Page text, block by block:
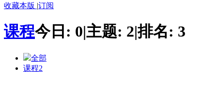
收藏本版 |订阅
课程今日: 0|主题: 2|排名: 3
全部
课程2